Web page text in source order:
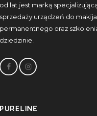
od lat jest marką
sprzedaży urządzeń do
permanentnego oraz
dziedzinie.
PURELINE